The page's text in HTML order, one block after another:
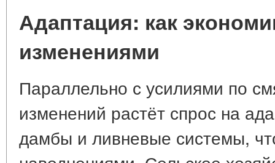
Адаптация: как
изменениями
Параллельно с усилиями по
изменений растёт спрос на
дамбы и ливневые системы,